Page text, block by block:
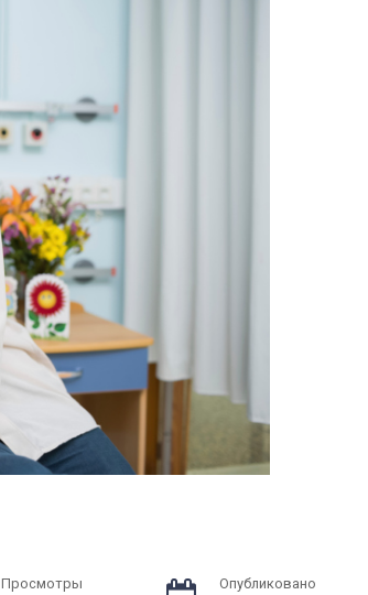
Просмотры Опубликовано